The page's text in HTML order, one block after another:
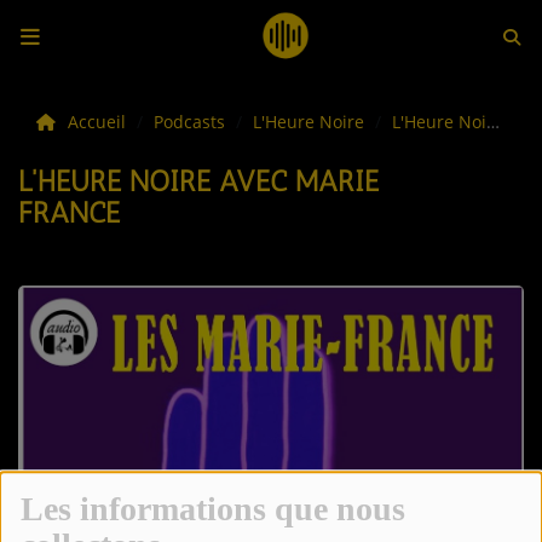
Les informations que nous
LES ACTUS
LA MUSIQUE
C'ÉTAIT QUOI CE TITRE ?
LES WEBRADIOS
LES EMISSIONS
LA GRILLE DES PROGRAMMES
TOUTES LES ÉMISSIONS
Accueil Podcasts L'Heure Noire L'Heure Noire avec Marie France
L'HEURE NOIRE AVEC MARIE
FRANCE